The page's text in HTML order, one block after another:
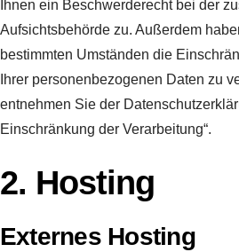
Ihnen ein Beschwerderecht bei der
Aufsichtsbehörde zu. Außerdem
bestimmten Umständen die
Ihrer personenbezogenen Daten zu
entnehmen Sie der
Einschränkung der Verarbeitung“.
2. Hosting
Externes Hosting